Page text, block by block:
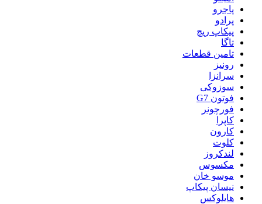
پاجرو
پرادو
پیکاپ ریچ
تاگا
تامین قطعات
رونیز
سرانزا
سوزوکی
فوتون G7
فورچونر
کاپرا
کارون
کلوت
لندکروز
مکسوس
موسو خان
نیسان پیکاپ
هایلوکس